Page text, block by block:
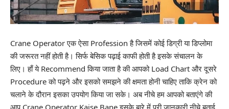
Crane Operator एक ऐसा Profession है जिसमें कोई डिग्री या डिप्लोमा
की जरूरत नहीं होती है। सिर्फ बेसिक पढ़ाई काफी होती है इसके संचालन के
लिए। हाँ ये Recommend किया जाता है की आपको Load Chart और दूसरे
Procedureको पढ़ने और इसको समझने की क्षमता होनी चाहिए ताकि क्रेन को
चलाने के दौरान इसका उपयोग किया जा सके। अब नीचे हम आपको बताएंगे की
आप Crane Operator Kaise Bane इसके बारे में पूरी जानकारी नीचे बताई